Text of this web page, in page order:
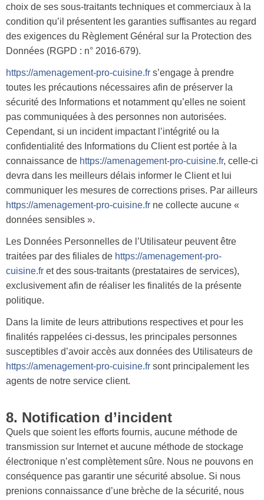
choix de ses sous-traitants techniques et commerciaux à la
condition qu’il présentent les garanties suffisantes au regard
des exigences du Règlement Général sur la Protection des
Données (RGPD : n° 2016-679).
https://amenagement-pro-cuisine.fr s’engage à prendre
toutes les précautions nécessaires afin de préserver la
sécurité des Informations et notamment qu’elles ne soient
pas communiquées à des personnes non autorisées.
Cependant, si un incident impactant l’intégrité ou la
confidentialité des Informations du Client est portée à la
connaissance de https://amenagement-pro-cuisine.fr, celle-ci
devra dans les meilleurs délais informer le Client et lui
communiquer les mesures de corrections prises. Par ailleurs
https://amenagement-pro-cuisine.fr ne collecte aucune «
données sensibles ».
Les Données Personnelles de l’Utilisateur peuvent être
traitées par des filiales de https://amenagement-pro-
cuisine.fr et des sous-traitants (prestataires de services),
exclusivement afin de réaliser les finalités de la présente
politique.
Dans la limite de leurs attributions respectives et pour les
finalités rappelées ci-dessus, les principales personnes
susceptibles d’avoir accès aux données des Utilisateurs de
https://amenagement-pro-cuisine.fr sont principalement les
agents de notre service client.
8. Notification d’incident
Quels que soient les efforts fournis, aucune méthode de
transmission sur Internet et aucune méthode de stockage
électronique n’est complètement sûre. Nous ne pouvons en
conséquence pas garantir une sécurité absolue. Si nous
prenions connaissance d’une brèche de la sécurité, nous